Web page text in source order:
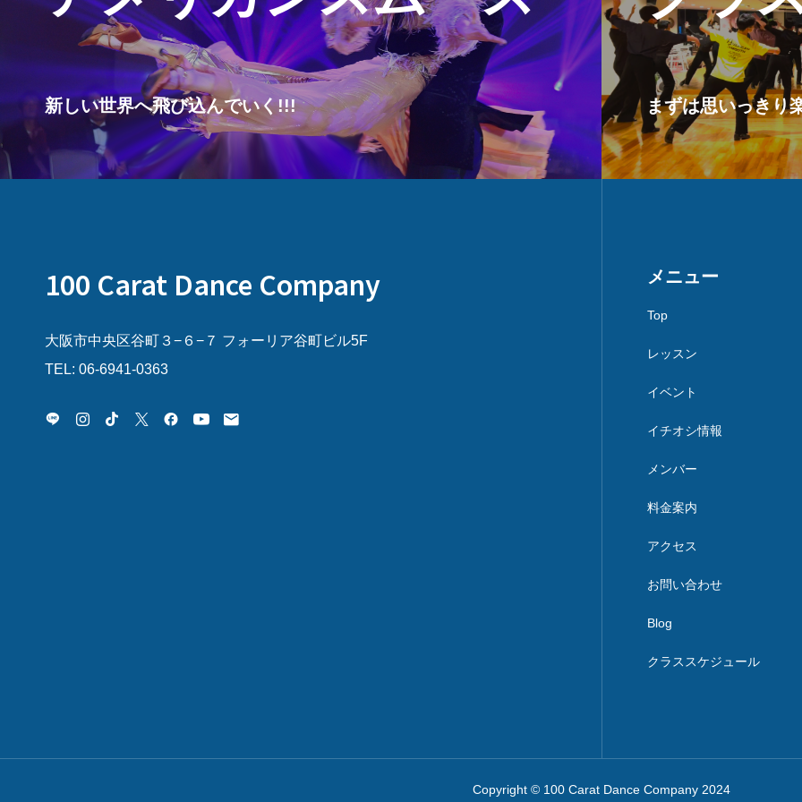
新しい世界へ飛び込んでいく!!! まずは思いっきり
100 Carat Dance Company
大阪市中央区谷町３−６−７ フォーリア谷町ビル5F
TEL: 06-6941-0363
メニュー
Top
レッスン
イベント
イチオシ情報
メンバー
料金案内
アクセス
お問い合わせ
Blog
クラススケジュール
Copyright © 100 Carat Dance Company 2024